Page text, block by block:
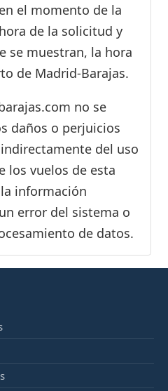
el momento de la
de la solicitud y
se muestran, la hora
de Madrid-Barajas.
no se
daños o perjuicios
del uso
los vuelos de esta
información
error del sistema o
de datos.